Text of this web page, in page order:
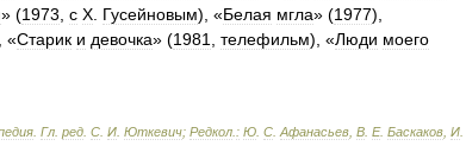
» (1973 с X Гусейновым), «Белая мгла» (1977),
«Старик и девочка» (1981 телефильм), «Люди моего
Гл ред С И Юткевич; Редкол : Ю С Афанасьев В Е. Баскаков И